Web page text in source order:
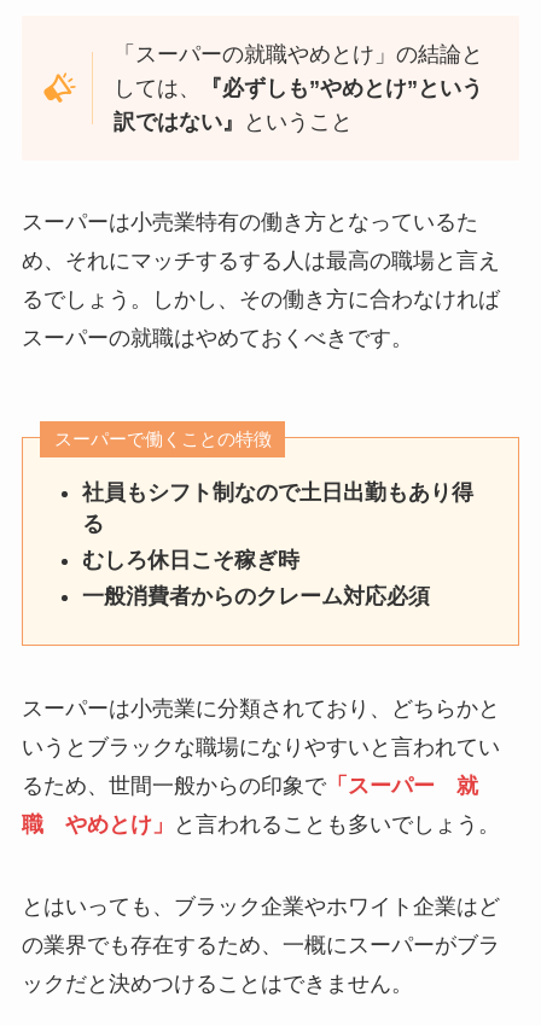
「スーパーの就職やめとけ」の結論と
しては、
『必ずしも”やめとけ”という
訳ではない』
ということ
スーパーは小売業特有の働き方となっているた
め、それにマッチするする人は最高の職場と言え
るでしょう。しかし、その働き方に合わなければ
スーパーの就職はやめておくべき です。
スーパーで働くことの特徴
社員もシフト制なので土日出勤もあり得
る
むしろ休日こそ稼ぎ時
一般消費者からのクレーム対応必須
スーパーは小売業に分類されており、どちらかと
いうと ブラックな職場になりやすい と言われてい
るため、世間一般からの印象で「スーパー 就
職 やめとけ」
と言われることも多いでしょう。
とはいっても、ブラック企業やホワイト企業はど
の業界でも存在するため、一概にスーパーがブラ
ックだと決めつけることはできません。